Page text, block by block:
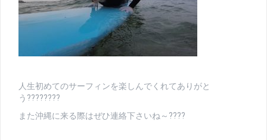
人生初めてのサーフィンを楽しんでくれてありがと
う????????
また沖縄に来る際はぜひ連絡下さいね～????